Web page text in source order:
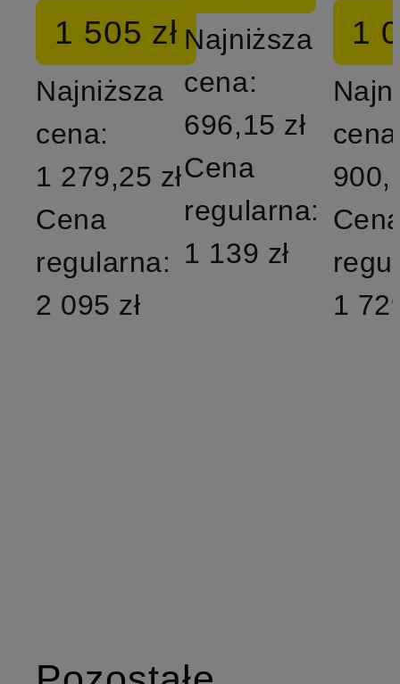
1 505 zł
Najniższa
cena:
1 279,25 zł
Cena
regularna:
2 095 zł
Najniższa
cena:
696,15 zł
Cena
regularna:
1 139 zł
1
1